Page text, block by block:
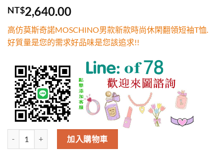
評分5.00 /
5，已有
1
位
分
NT$2,640.00
高仿莫斯奇諾MOSCHINO男款新款時尚休閑翻領短袖T恤.
好質量是您的需求好品味是您該追求!!
高仿莫斯奇諾MOSCHINO男款新款時尚休閑翻領短袖T恤.好質量是
加入購物車